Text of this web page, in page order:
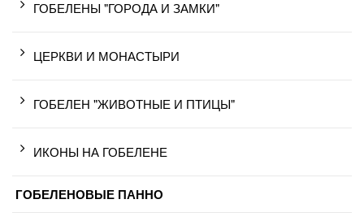
ГОБЕЛЕНЫ "ГОРОДА И ЗАМКИ"
ЦЕРКВИ И МОНАСТЫРИ
ГОБЕЛЕН "ЖИВОТНЫЕ И ПТИЦЫ"
ИКОНЫ НА ГОБЕЛЕНЕ
ГОБЕЛЕНОВЫЕ ПАННО